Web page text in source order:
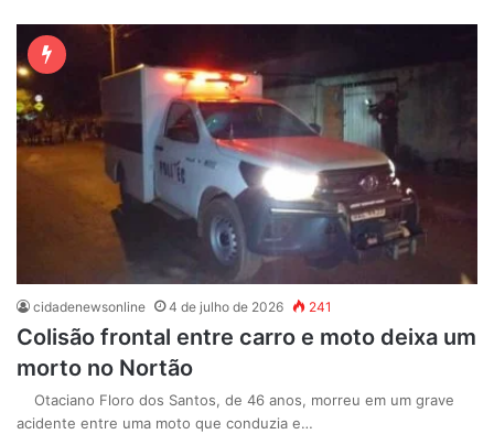
cidadenewsonline 4 de julho de 2026 241
Colisão frontal entre carro e moto deixa um
morto no Nortão
Otaciano Floro dos Santos, de 46 anos, morreu em um grave
acidente entre uma moto que conduzia e…